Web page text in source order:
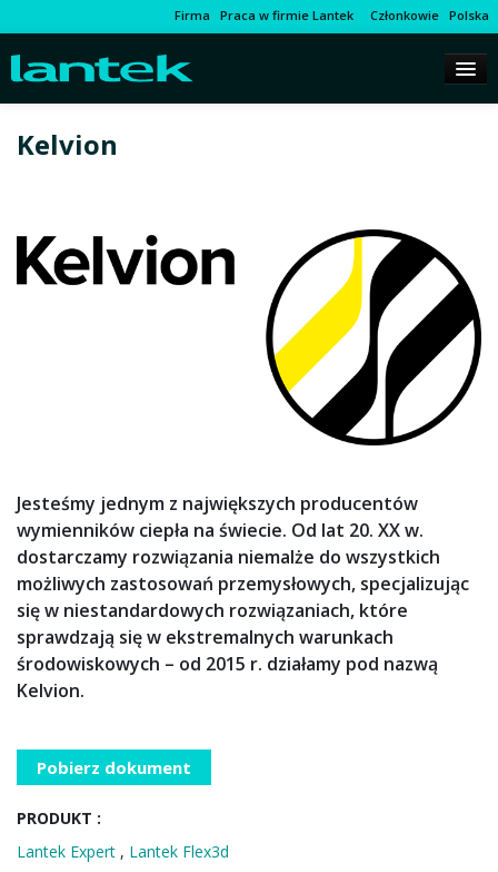
Firma Praca w firmie Lantek Członkowie Polska
Kelvion
Jesteśmy jednym z największych producentów
wymienników ciepła na świecie. Od lat 20. XX w.
dostarczamy rozwiązania niemalże do wszystkich
możliwych zastosowań przemysłowych, specjalizując
się w niestandardowych rozwiązaniach, które
sprawdzają się w ekstremalnych warunkach
środowiskowych – od 2015 r. działamy pod nazwą
Kelvion.
Pobierz dokument
PRODUKT :
Lantek Expert , Lantek Flex3d